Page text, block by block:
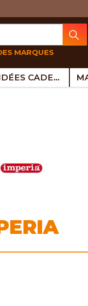
MARQUES
IDÉES CADEAUX